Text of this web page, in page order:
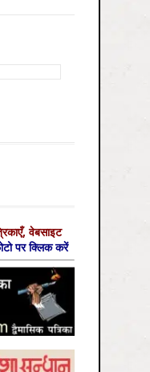
वेबसाइट
पर क्लिक करें